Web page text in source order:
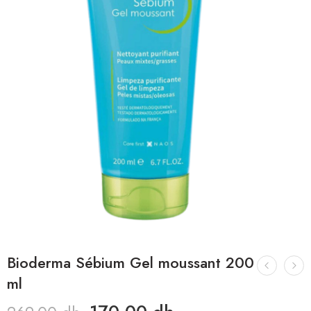
Bioderma Sébium Gel moussant 200
ml